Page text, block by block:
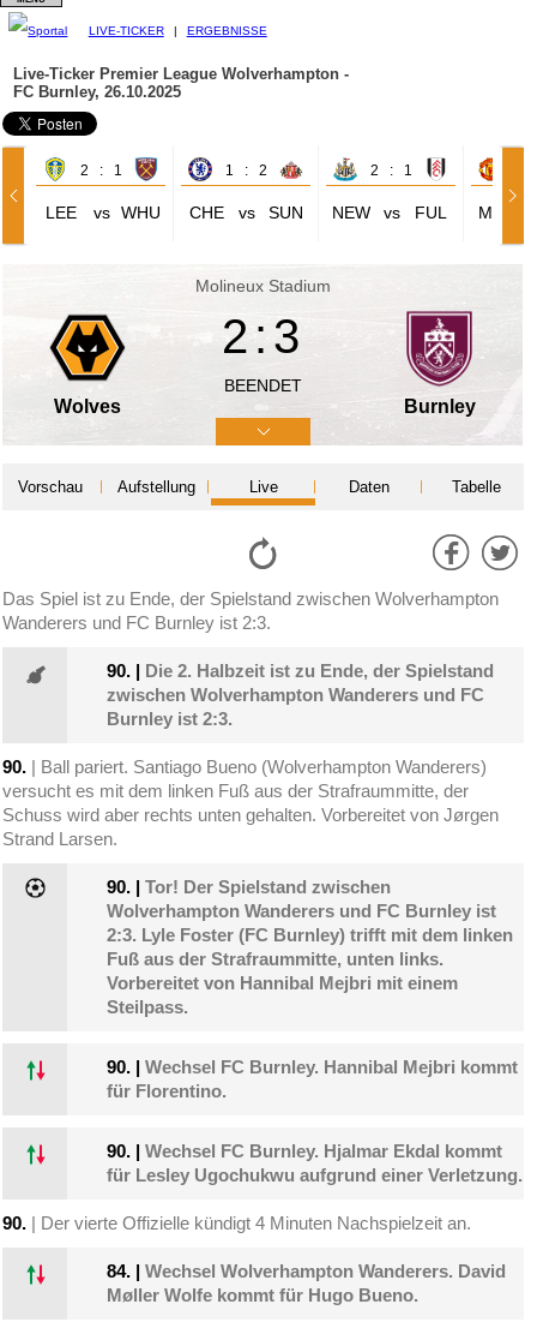
LIVE-TICKER | ERGEBNISSE
Live-Ticker Premier League Wolverhampton -
FC Burnley, 26.10.2025
2 : 1
LEE vs WHU
1 : 2
CHE vs SUN
2 : 1
NEW vs FUL MAN
Molineux Stadium
Wolves
2:3
BEENDET
Burnley
Vorschau Aufstellung Live Daten Tabelle
Das Spiel ist zu Ende, der Spielstand zwischen Wolverhampton
Wanderers und FC Burnley ist 2:3.
90. | Die 2. Halbzeit ist zu Ende, der Spielstand
zwischen Wolverhampton Wanderers und FC
Burnley ist 2:3.
90. | Ball pariert. Santiago Bueno (Wolverhampton Wanderers)
versucht es mit dem linken Fuß aus der Strafraummitte, der
Schuss wird aber rechts unten gehalten. Vorbereitet von Jørgen
Strand Larsen.
90. |Tor! Der Spielstand zwischen
Wolverhampton Wanderers und FC Burnley ist
2:3. Lyle Foster (FC Burnley) trifft mit dem linken
Fuß aus der Strafraummitte, unten links.
Vorbereitet von Hannibal Mejbri mit einem
Steilpass.
90. |Wechsel FC Burnley. Hannibal Mejbri kommt
für Florentino.
90. |Wechsel FC Burnley. Hjalmar Ekdal kommt
für Lesley Ugochukwu aufgrund einer Verletzung.
90. | Der vierte Offizielle kündigt 4 Minuten Nachspielzeit an.
84. |Wechsel Wolverhampton Wanderers. David
Møller Wolfe kommt für Hugo Bueno.